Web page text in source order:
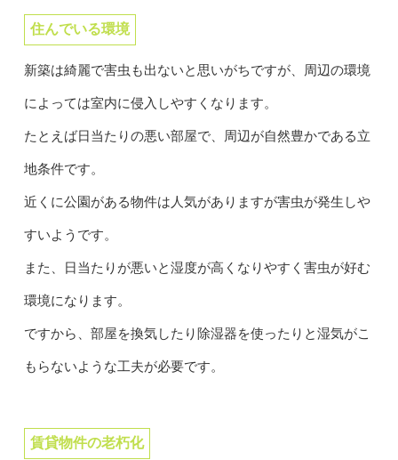
住んでいる環境
新築は綺麗で害虫も出ないと思いがちですが、周辺の環境
によっては室内に侵入しやすくなります。
たとえば日当たりの悪い部屋で、周辺が自然豊かである立
地条件です。
近くに公園がある物件は人気がありますが害虫が発生しや
すいようです。
また、日当たりが悪いと湿度が高くなりやすく害虫が好む
環境になります。
ですから、部屋を換気したり除湿器を使ったりと湿気がこ
もらないような工夫が必要です。
賃貸物件の老朽化